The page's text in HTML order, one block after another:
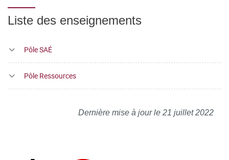
Liste des enseignements
Pôle SAÉ
Pôle Ressources
Dernière mise à jour le 21 juillet 2022